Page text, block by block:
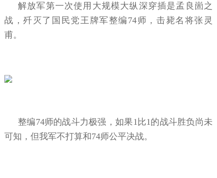
解放军第一次使用大规模大纵深穿插是孟良崮之
战，歼灭了国民党王牌军整编74师，击毙名将张灵
甫。
整编74师的战斗力极强，如果1比1的战斗胜负尚未
可知，但我军不打算和74师公平决战。